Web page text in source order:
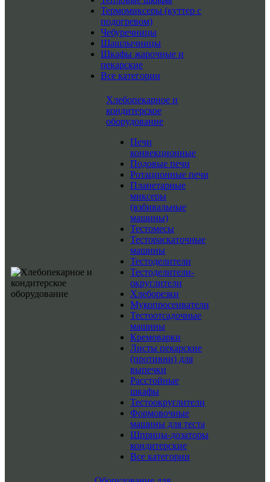
Термомиксеры (куттер с
подогревом)
Чебуречницы
Шашлычницы
Шкафы жарочные и
пекарские
Все категории
Хлебопекарное и
кондитерское
оборудование
Печи
конвекционные
Подовые печи
Ротационные печи
Планетарные
миксеры
(взбивальные
машины)
Тестомесы
Тестораскаточные
машины
Тестоделители
Тестоделители-
округлители
Хлеборезки
Мукопросеиватели
Тестоотсадочные
машины
Кремоварки
Листы пекарские
(противни) для
выпечки
Расстойные
шкафы
Тестоокруглители
Формовочные
машины для теста
Шприцы-дозаторы
кондитерские
Все категории